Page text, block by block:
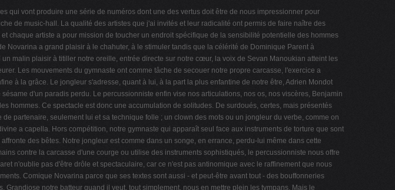
qui vont produire une série de numéros dont une des vertus doit être de nous impressionner pour
de music-hall. La qualité des artistes que j'ai invités et leur radicalité ont permis de faire naître des
chaque artiste a pour mission de toucher un endroit spécifique de la sensibilité potentielle des hommes
Novarina a grand plaisir à le chahuter, à le stimuler tandis que la célérité de Dominique Parent à
malin plaisir à titiller notre oreille, entrée directe sur notre cœur, la voix de Sevan Manoukian atteint les
Les mouvements du gymnaste ont comme tâche de secouer notre propre carcasse, l'exercice a
à la grâce. Le jongleur s'adresse, quant à lui, à la part la plus enfantine de notre être, Adrien Mondot
d'un paradis perdu. Le percussionniste enfin vise nos articulations, nos os, nos viscères, Benjamin
hommes. Ce spectacle est donc une accumulation de solitudes. De surdoués, certes, mais présentés
partenaire, seulement lui et sa technique folle ; un clown des mots ou un jongleur du verbe, comme on
a capella. Hors compétition, notre gymnaste qui apparaît seul face aux instruments de torture que sont
des bêtes. Notre jongleur est comme dans un songe, en errance, perdu-lui même dans cette
contre la carcasse d'une courge ou utilise des instruments sophistiqués, le percussionniste nous offre
n'oublie pas d'être drôle et spectaculaire, car ce n'est pas antinomique avec le raffinement que nous
Comique Novarina parce que ses textes sont aussi - et peut-être avant tout - des bouffonneries
notre batteur quand il veut, tout simplement, nous en mettre plein les tympans. Mais le